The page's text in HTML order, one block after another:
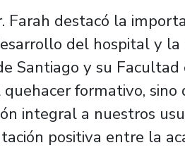
Farah destacó la
del hospital y la
Santiago y su Facultad
formativo,
integral a nuestros
positiva entre la